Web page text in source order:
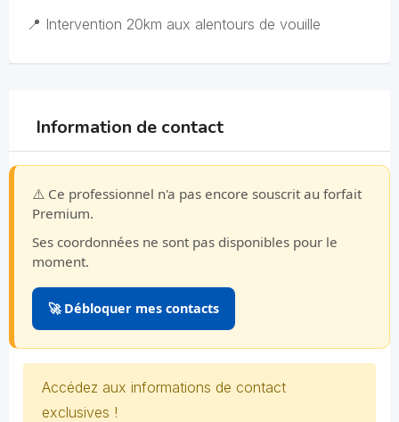
📍 Intervention 20km aux alentours de vouille
Information de contact
⚠️ Ce professionnel n'a pas encore souscrit au forfait
Premium.
Ses coordonnées ne sont pas disponibles pour le
moment.
🚀 Débloquer mes contacts
Accédez aux informations de contact
exclusives !